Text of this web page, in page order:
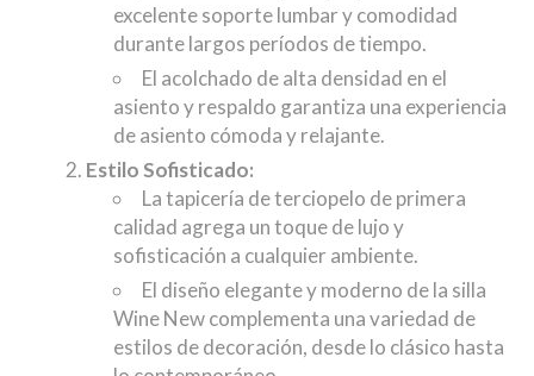
excelente soporte lumbar y comodidad
durante largos períodos de tiempo.
El acolchado de alta densidad en el
asiento y respaldo garantiza una experiencia
de asiento cómoda y relajante.
Estilo Sofisticado:
La tapicería de terciopelo de primera
calidad agrega un toque de lujo y
sofisticación a cualquier ambiente.
El diseño elegante y moderno de la silla
Wine New complementa una variedad de
estilos de decoración, desde lo clásico hasta